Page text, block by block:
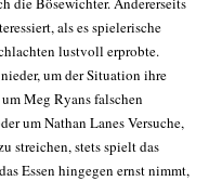
als es spielerische
lustvoll erprobte.
um der Situation ihre
Meg Ryans falschen
um Nathan Lanes Versuche,
streichen, stets spielt das
Essen hingegen ernst nimmt,